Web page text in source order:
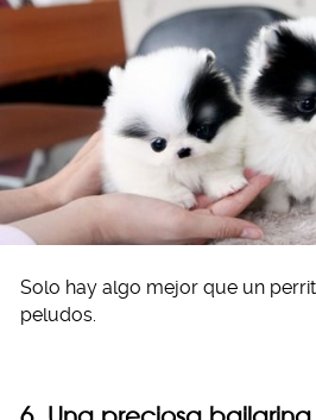
Solo hay algo mejor que un
peludos.